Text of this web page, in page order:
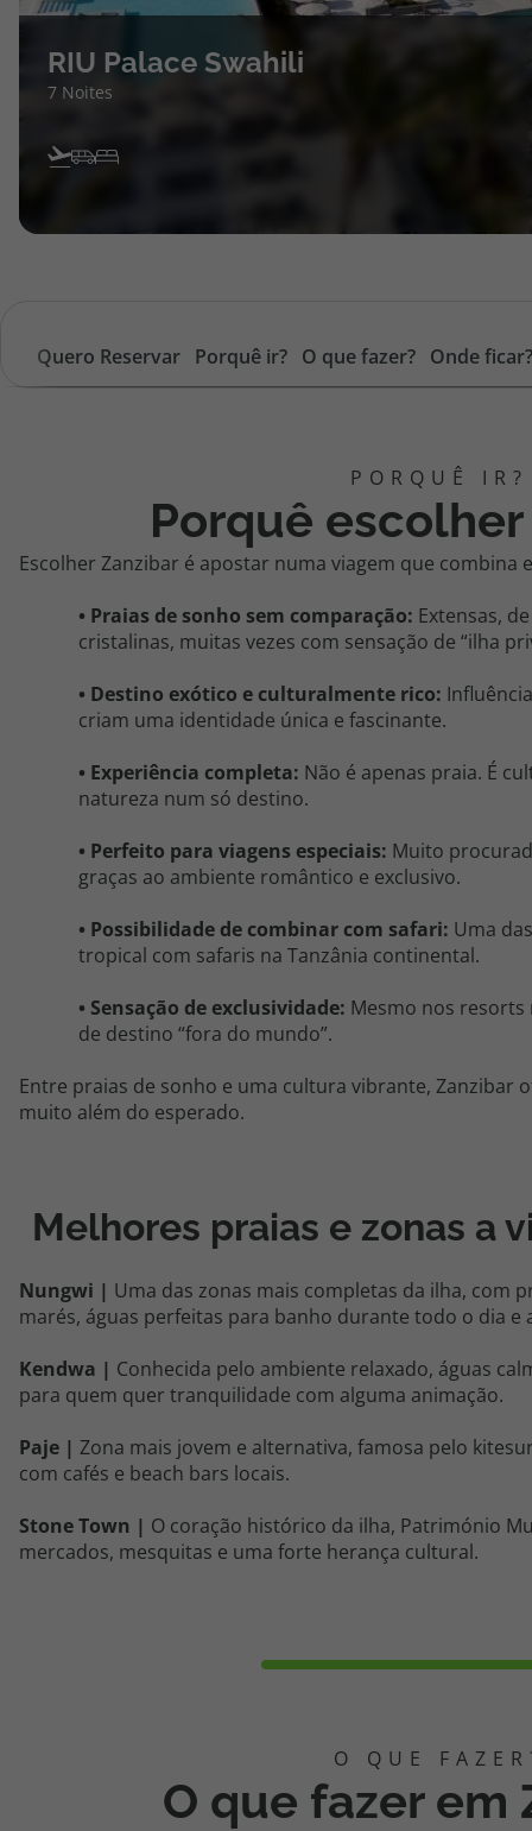
RIU Palace Swahili
7 Noites
Quero Reservar Porquê ir? O que fazer? Onde ficar?
Porquê
Escolher Zanzibar é apostar numa viagem que
• Praias de sonho sem comparação: Extensas,
cristalinas, muitas vezes com sensação de “ilha
• Destino exótico e culturalmente rico:
criam uma identidade única e fascinante.
• Experiência completa: Não é apenas praia. É
natureza num só destino.
• Perfeito para viagens especiais: Muito
graças ao ambiente romântico e exclusivo.
• Possibilidade de combinar com safari: Uma
tropical com safaris na Tanzânia continental.
• Sensação de exclusividade: Mesmo nos resorts
de destino “fora do mundo”.
Entre praias de sonho e uma cultura vibrante, Zanzibar
muito além do esperado.
Melhores praias e zonas a
Nungwi | Uma das zonas mais completas da ilha, com
marés, águas perfeitas para banho durante todo o dia
Kendwa | Conhecida pelo ambiente relaxado, águas
para quem quer tranquilidade com alguma animação.
Paje | Zona mais jovem e alternativa, famosa pelo
com cafés e beach bars locais.
StoneTown | O coração histórico da ilha, Património
mercados, mesquitas e uma forte herança cultural.
O que fazer em